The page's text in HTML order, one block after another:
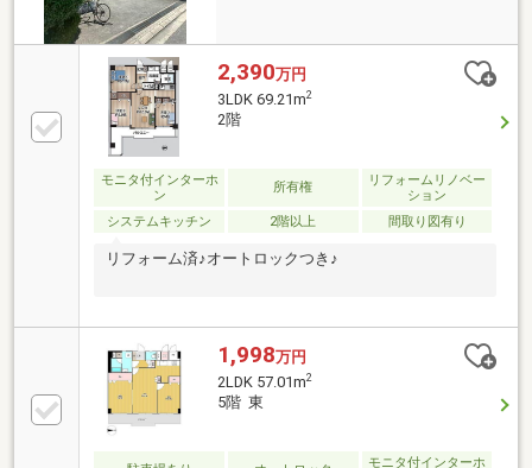
2,390万円
3LDK 69.21m2
2階
モニタ付インターホ
ン
所有権
リフォームリノベー
ション
システムキッチン
2階以上 間取り図有り
リフォーム済♪オートロックつき♪
1,998万円
2LDK 57.01m2
5階 東
モニタ付インターホ